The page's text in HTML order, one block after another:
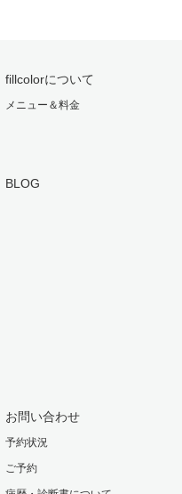
fillcolorについて
メニュー＆料金
BLOG
お問い合わせ
予約状況
ご予約